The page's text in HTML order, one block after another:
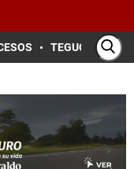
TEGUCIGALPA